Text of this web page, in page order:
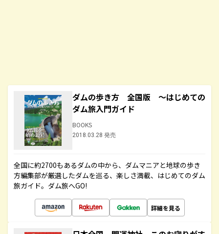
ダムの歩き方 全国版 ～はじめての
ダム旅入門ガイド
BOOKS
2018.03.28 発売
全国に約2700もあるダムの中から、ダムマニアと地球の歩き
方編集部が厳選したダムを巡る、楽しさ満載、はじめてのダム
旅ガイド。ダム旅へGO!
詳細を見る